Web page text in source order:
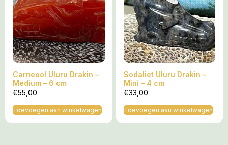
Carneool Uluru Drakin –
Medium – 6 cm
€55,00
Toevoegen aan winkelwagen
Sodaliet Uluru Drakin –
Mini – 4 cm
€33,00
Toevoegen aan winkelwagen